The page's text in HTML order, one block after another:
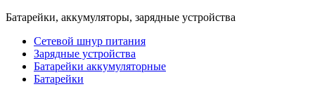
Батарейки, аккумуляторы, зарядные устройства
Сетевой шнур питания
Зарядные устройства
Батарейки аккумуляторные
Батарейки